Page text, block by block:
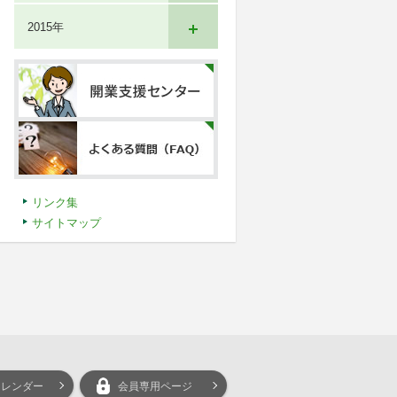
2015年
リンク集
サイトマップ
ンダー 会員専用ページ